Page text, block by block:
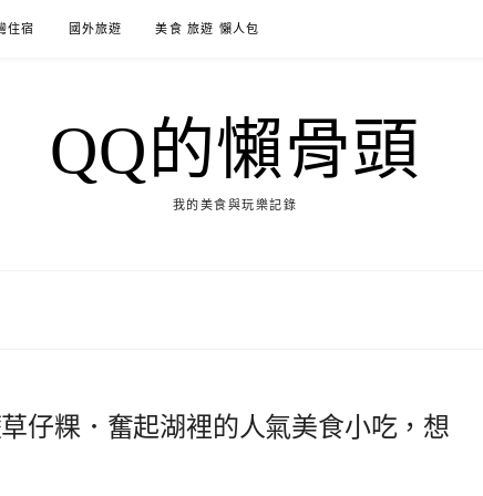
住宿 國外旅遊 美食 旅遊 懶人包
QQ的懶骨頭
我的美食與玩樂記錄
仔粿．奮起湖裡的人氣美食小吃，想